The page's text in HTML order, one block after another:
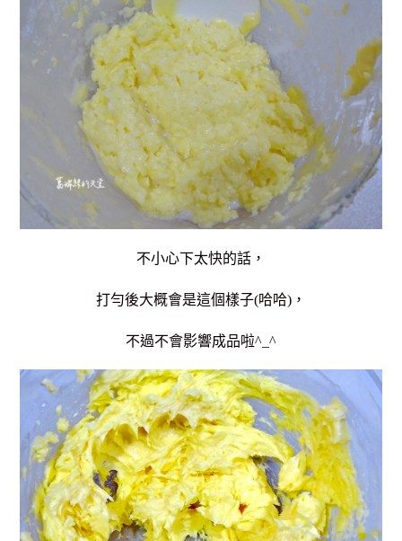
不小心下太快的話，
打勻後大概會是這個樣子(哈哈)，
不過不會影響成品啦^_^